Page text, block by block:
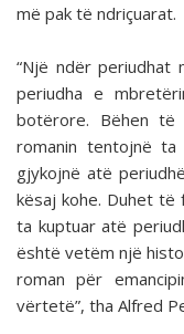
më pak të ndriçuarat.
“Një ndër periudhat
periudha e
botërore. Bëhen
romanin tentojnë
gjykojnë atë
kësaj kohe. Duhet
ta kuptuar atë
është vetëm një
roman për
vërtetë”, tha Alfred